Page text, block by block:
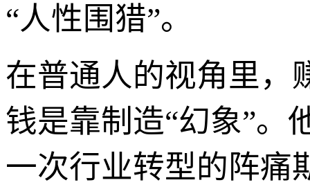
“人性围猎”。
在普通人的视角里，
钱是靠制造“幻象”。
一次行业转型的阵痛